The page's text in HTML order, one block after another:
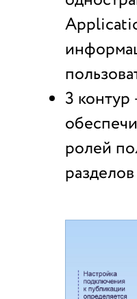
3
ролей